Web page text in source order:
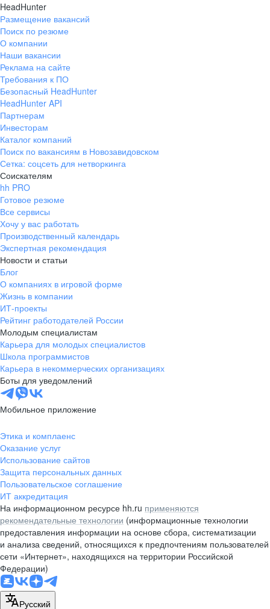
HeadHunter
Размещение вакансий
Поиск по резюме
О компании
Наши вакансии
Реклама на сайте
Требования к ПО
Безопасный HeadHunter
HeadHunter API
Партнерам
Инвесторам
Каталог компаний
Поиск по вакансиям в Новозавидовском
Сетка: соцсеть для нетворкинга
Соискателям
hh PRO
Готовое резюме
Все сервисы
Хочу у вас работать
Производственный календарь
Экспертная рекомендация
Новости и статьи
Блог
О компаниях в игровой форме
Жизнь в компании
ИТ-проекты
Рейтинг работодателей России
Молодым специалистам
Карьера для молодых специалистов
Школа программистов
Карьера в некоммерческих организациях
Боты для уведомлений
Мобильное приложение
Этика и комплаенс
Оказание услуг
Использование сайтов
Защита персональных данных
Пользовательское соглашение
ИТ аккредитация
На информационном ресурсе hh.ru применяются
рекомендательные технологии (информационные технологии
предоставления информации на основе сбора, систематизации
и анализа сведений, относящихся к предпочтениям пользователей
сети «Интернет», находящихся на территории Российской
Федерации)
Русский